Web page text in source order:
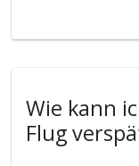
Wie kann
Flug